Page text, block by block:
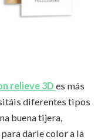
relieve 3D es más
diferentes tipos
buena tijera,
darle color a la